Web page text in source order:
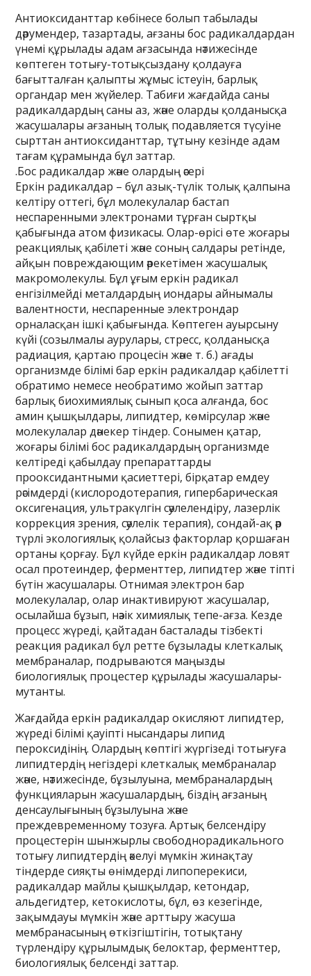
Антиоксиданттар көбінесе болып табылады
дәрумендер, тазартады, ағзаны бос радикалдардан
үнемі құрылады адам ағзасында нәтижесінде
көптеген тотығу-тотықсыздану қолдауға
бағытталған қалыпты жұмыс істеуін, барлық
органдар мен жүйелер. Табиғи жағдайда саны
радикалдардың саны аз, және оларды қолданысқа
жасушалары ағзаның толық подавляется түсуіне
сырттан антиоксиданттар, тұтыну кезінде адам
тағам құрамында бұл заттар.
.Бос радикалдар және олардың әсері
Еркін радикалдар – бұл азық-түлік толық қалпына
келтіру оттегі, бұл молекулалар бастап
неспаренными электронами тұрған сыртқы
қабығында атом физикасы. Олар-өрісі өте жоғары
реакциялық қабілеті және соның салдары ретінде,
айқын повреждающим әрекетімен жасушалық
макромолекулы. Бұл ұғым еркін радикал
енгізілмейді металдардың иондары айнымалы
валентности, неспаренные электрондар
орналасқан ішкі қабығында. Көптеген ауырсыну
күйі (созылмалы аурулары, стресс, қолданысқа
радиация, қартаю процесін және т. б.) ағады
организмде білімі бар еркін радикалдар қабілетті
обратимо немесе необратимо жойып заттар
барлық биохимиялық сынып қоса алғанда, бос
амин қышқылдары, липидтер, көмірсулар және
молекулалар дәнекер тіндер. Сонымен қатар,
жоғары білімі бос радикалдардың организмде
келтіреді қабылдау препараттарды
прооксидантными қасиеттері, бірқатар емдеу
рәсімдерді (кислородотерапия, гипербарическая
оксигенация, ультракүлгін сәулелендіру, лазерлік
коррекция зрения, сәулелік терапия), сондай-ақ әр
түрлі экологиялық қолайсыз факторлар қоршаған
ортаны қорғау. Бұл күйде еркін радикалдар ловят
осал протеиндер, ферменттер, липидтер және тіпті
бүтін жасушалары. Отнимая электрон бар
молекулалар, олар инактивируют жасушалар,
осылайша бұзып, нәзік химиялық тепе-ағза. Кезде
процесс жүреді, қайтадан басталады тізбекті
реакция радикал бұл ретте бұзылады клеткалық
мембраналар, подрываются маңызды
биологиялық процестер құрылады жасушалары-
мутанты.
Жағдайда еркін радикалдар окисляют липидтер,
жүреді білімі қауіпті нысандары липид
пероксидінің. Олардың көптігі жүргізеді тотығуға
липидтердің негіздері клеткалық мембраналар
және, нәтижесінде, бұзылуына, мембраналардың
функцияларын жасушалардың, біздің ағзаның
денсаулығының бұзылуына және
преждевременному тозуға. Артық белсендіру
процестерін шынжырлы свободнорадикального
тотығу липидтердің әкелуі мүмкін жинақтау
тіндерде сияқты өнімдерді липоперекиси,
радикалдар майлы қышқылдар, кетондар,
альдегидтер, кетокислоты, бұл, өз кезегінде,
зақымдауы мүмкін және арттыру жасуша
мембранасының өткізгіштігін, тотықтану
түрлендіру құрылымдық белоктар, ферменттер,
биологиялық белсенді заттар.